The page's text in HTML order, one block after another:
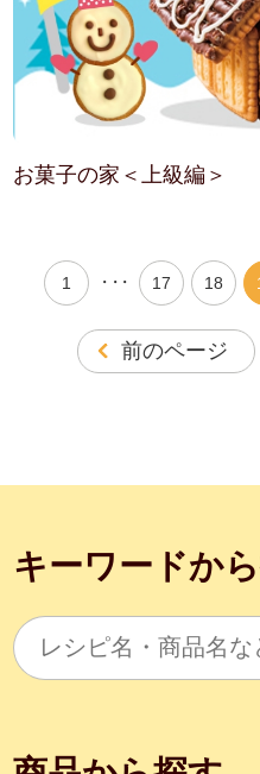
お菓子の家＜上級編＞
前のページ
1 ・・・ 17 18
キーワードか